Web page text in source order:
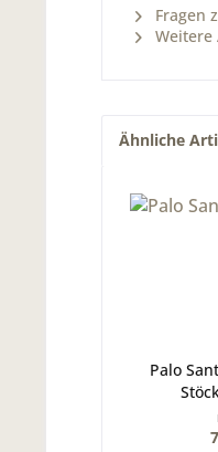
Fragen
Weitere
Ähnliche
Palo